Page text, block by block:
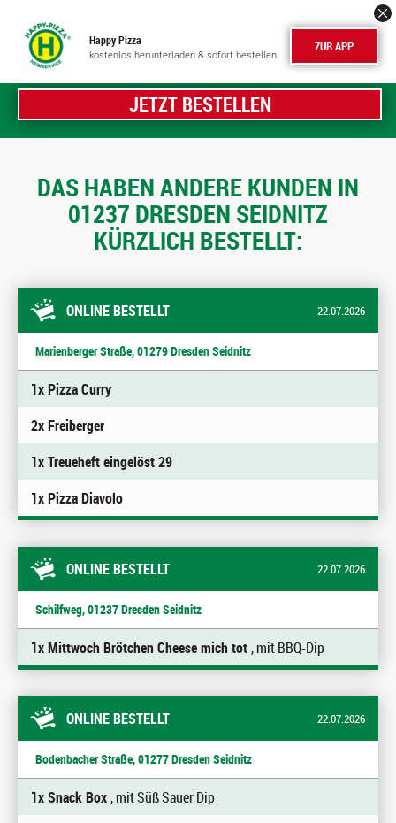
Happy Pizza
kostenlos herunterladen & sofort bestellen ZUR APP
JETZT BESTELLEN
DAS HABEN ANDERE KUNDEN IN
01237 DRESDEN SEIDNITZ
KÜRZLICH BESTELLT:
ONLINE BESTELLT 22.07.2026
Marienberger Straße, 01279 Dresden Seidnitz
1x Pizza Curry
2x Freiberger
1x Treueheft eingelöst 29
1x Pizza Diavolo
ONLINE BESTELLT 22.07.2026
Schilfweg, 01237 Dresden Seidnitz
1x Mittwoch Brötchen Cheese mich tot, mit BBQ-Dip
ONLINE BESTELLT 22.07.2026
Bodenbacher Straße, 01277 Dresden Seidnitz
1x Snack Box, mit Süß Sauer Dip